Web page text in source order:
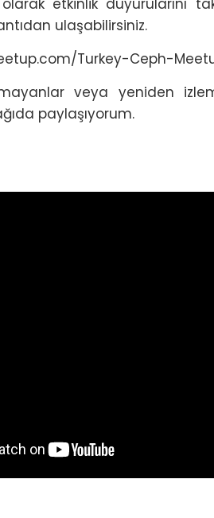
etkinlik duyurularını
ulaşabilirsiniz.
Turkey-Ceph-
veya yeniden
paylaşıyorum.